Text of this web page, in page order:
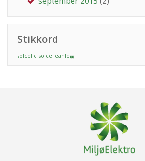
Stikkord
solcelle solcelleanlegg